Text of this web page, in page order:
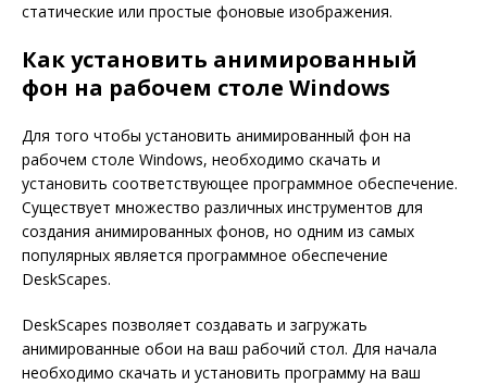
статические или простые фоновые изображения.
Как установить анимированный
фон на рабочем столе Windows
Для того чтобы установить анимированный фон на
рабочем столе Windows, необходимо скачать и
установить соответствующее программное обеспечение.
Существует множество различных инструментов для
создания анимированных фонов, но одним из самых
популярных является программное обеспечение
DeskScapes.
DeskScapes позволяет создавать и загружать
анимированные обои на ваш рабочий стол. Для начала
необходимо скачать и установить программу на ваш